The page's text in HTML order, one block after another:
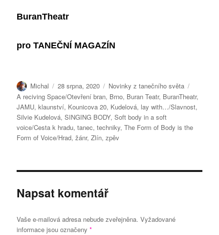
BuranTheatr
proTANEČNÍ MAGAZÍN
Autor:
Michal Publikováno:
28 srpna, 2020 Rubriky:
Novinky z tanečního světa
A reciving Space/Otevření bran, Brno, Buran Teatr, BuranTheatr,
JAMU,klaunství, Kounicova 20, Kudelová, lay with…/Slavnost,
Silvie Kudelová,SINGING BODY,Soft body in a soft
voice/Cesta k hradu,tanec,techniky,The Form of Body is the
Form of Voice/Hrad,žánr,Zlín,zpěv
Napsat komentář
Vaše e-mailová adresa nebude zveřejněna. Vyžadované
informace jsou označeny*